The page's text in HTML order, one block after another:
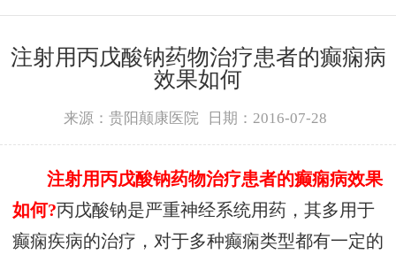
注射用丙戊酸钠药物治疗患者的癫痫病
效果如何
来源：贵阳颠康医院 日期：2016-07-28
注射用丙戊酸钠药物治疗患者的癫痫病效果
如何?丙戊酸钠是严重神经系统用药，其多用于
癫痫疾病的治疗，对于多种癫痫类型都有一定的